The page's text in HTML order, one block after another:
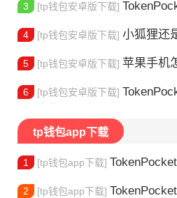
3 [tp钱包安卓版下载] TokenPocket豹
4 [tp钱包安卓版下载] 小狐狸还是
5 [tp钱包安卓版下载] 苹果手机怎
6 [tp钱包安卓版下载] TokenPocket
tp钱包app下载
1 [tp钱包app下载] TokenPocket是什
2 [tp钱包app下载] TokenPocket一直提示